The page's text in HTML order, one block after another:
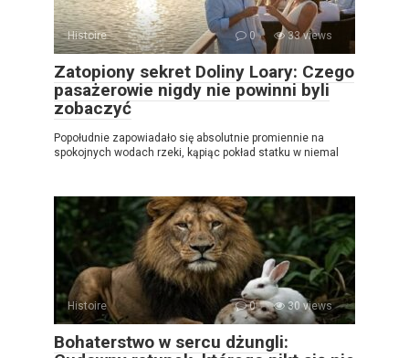
Histoire 0 33 views
Zatopiony sekret Doliny Loary: Czego
pasażerowie nigdy nie powinni byli
zobaczyć
Popołudnie zapowiadało się absolutnie promiennie na
spokojnych wodach rzeki, kąpiąc pokład statku w niemal
Histoire 0 30 views
Bohaterstwo w sercu dżungli: